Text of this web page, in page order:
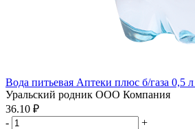
Вода питьевая Аптеки плюс б/газа 0,5 л
Уральский родник ООО Компания
36.10 ₽
-
+